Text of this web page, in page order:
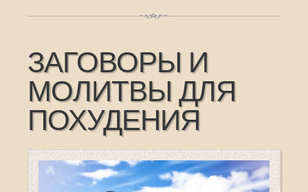
ЗАГОВОРЫ И
МОЛИТВЫ ДЛЯ
ПОХУДЕНИЯ